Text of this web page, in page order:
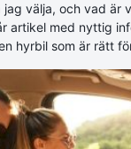
välja, och vad är
artikel med nyttig
hyrbil som är rätt